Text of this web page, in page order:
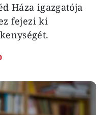
Háza igazgatója
fejezi ki